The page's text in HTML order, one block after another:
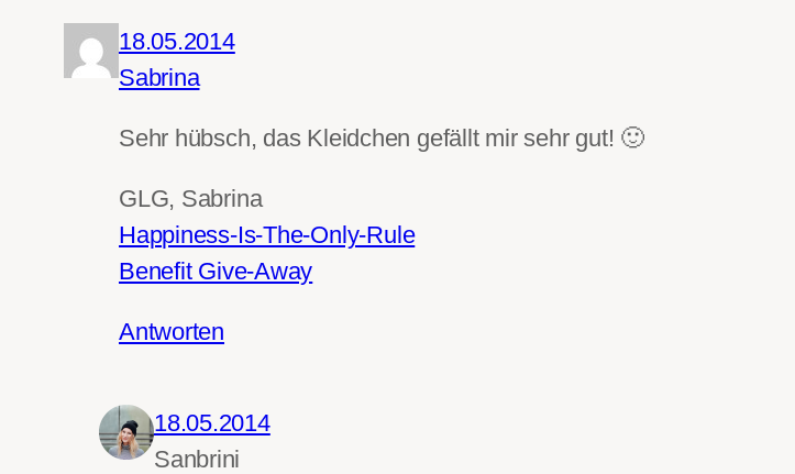
18.05.2014
Sabrina
Sehr hübsch, das Kleidchen gefällt mir sehr gut! 🙂
GLG, Sabrina
Happiness-Is-The-Only-Rule
Benefit Give-Away
Antworten
18.05.2014
Sanbrini